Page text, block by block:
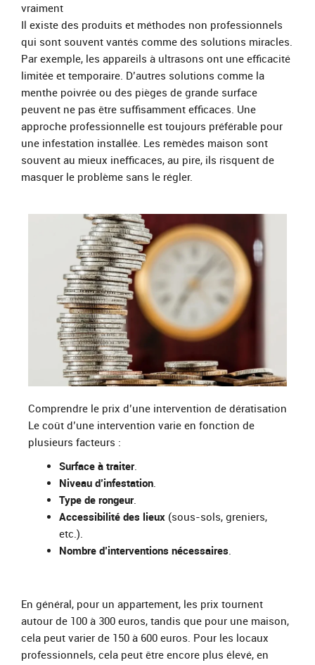
vraiment
Il existe des produits et méthodes non professionnels
qui sont souvent vantés comme des solutions miracles.
Par exemple, les appareils à ultrasons ont une efficacité
limitée et temporaire. D’autres solutions comme la
menthe poivrée ou des pièges de grande surface
peuvent ne pas être suffisamment efficaces. Une
approche professionnelle est toujours préférable pour
une infestation installée. Les remèdes maison sont
souvent au mieux inefficaces, au pire, ils risquent de
masquer le problème sans le régler.
Comprendre le prix d’une intervention de dératisation
Le coût d’une intervention varie en fonction de
plusieurs facteurs :
Surface à traiter.
Niveau d’infestation.
Type de rongeur.
Accessibilité des lieux(sous-sols, greniers,
etc.).
Nombre d’interventions nécessaires.
En général, pour un appartement, les prix tournent
autour de 100 à 300 euros, tandis que pour une maison,
cela peut varier de 150 à 600 euros. Pour les locaux
professionnels, cela peut être encore plus élevé, en